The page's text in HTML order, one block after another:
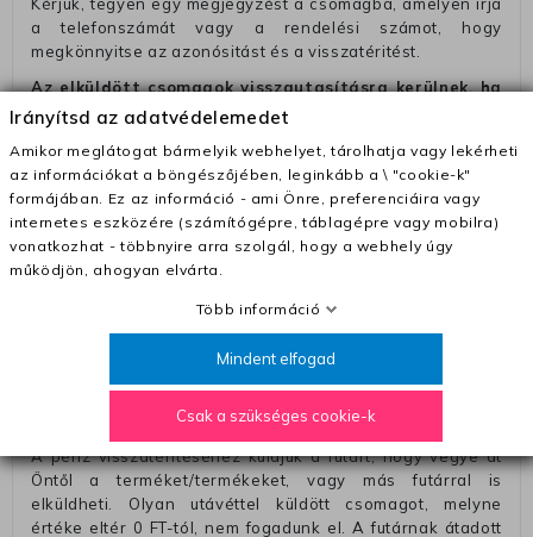
a telefonszámát vagy a rendelési számot, hogy
megkönnyitse az azonósitást és a visszatéritést.
Az elküldött csomagok visszautasításra kerülnek, ha
ezeket nem megfelelő módon csomagolják !!
Szállítási díjak:
– Futár - kézbesítés az ország egész területén, 2-3
munkanapon belül a megrendelés e-mailben / sms-ben
történő megerősítésétől számítva
– Szállítás 1700 Ft (+400 Ft utánvéttel)
– Ingyenes szállítás 31600 Ft feletti megrendeléseknél
– A kapott termék cseréjéért 3780 Ft szállítási díjat
számolunk fel (oda -vissza út)
Pénzvisszatérítés:
A pénz visszatérítéséhez küldjük a futárt, hogy vegye át
Öntől a terméket/termékeket, vagy más futárral is
elküldheti. Olyan utávéttel küldött csomagot, melyne
értéke eltér 0 FT-tól, nem fogadunk el. A futárnak átadott
Irányítsd az adatvédelemedet
Amikor meglátogat bármelyik webhelyet, tárolhatja vagy lekérheti
az információkat a böngészőjében, leginkább a \ "cookie-k"
formájában. Ez az információ - ami Önre, preferenciáira vagy
internetes eszközére (számítógépre, táblagépre vagy mobilra)
vonatkozhat - többnyire arra szolgál, hogy a webhely úgy
működjön, ahogyan elvárta.
Több információ
Mindent elfogad
Csak a szükséges cookie-k